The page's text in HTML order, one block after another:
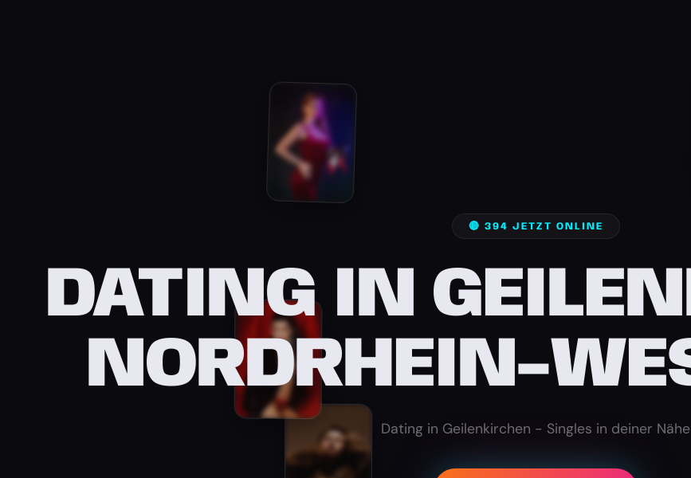
🔴 394 JETZT ONLINE
DATING IN
NORDRHEIN-
Dating in Geilenkirchen - Singles in deiner Nähe